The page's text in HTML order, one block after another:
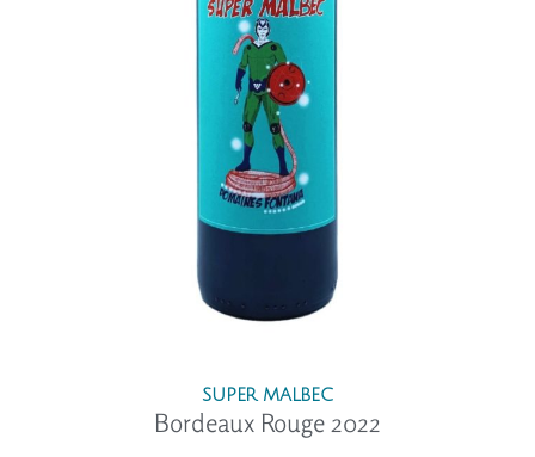
SUPER MALBEC
Bordeaux Rouge 2022